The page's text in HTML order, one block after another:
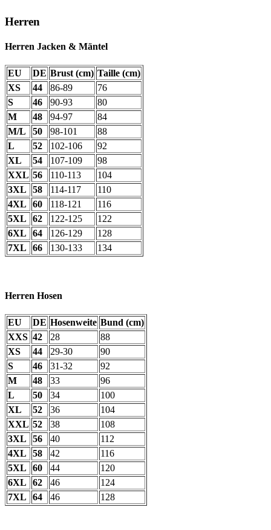
Herren
Herren Jacken & Mäntel
EU DE Brust (cm) Taille (cm)
XS
44 86-89
76
S
46 90-93
80
M
48 94-97
84
M/L
50 98-101
88
L
52 102-106
92
XL
54 107-109
98
XXL 56 110-113
104
3XL
58 114-117
110
4XL
60 118-121
116
5XL
62 122-125
122
6XL
64 126-129
128
7XL
66 130-133 134
Herren Hosen
EU DE Hosenweite Bund (cm)
XXS 42 28
88
XS
44 29-30
90
S
46 31-32
92
M
48 33
96
L
50 34
100
XL
52 36
104
XXL 52 38
108
3XL
56 40
112
4XL
58 42
116
5XL
60 44
120
6XL
62 46
124
7XL
64 46 128